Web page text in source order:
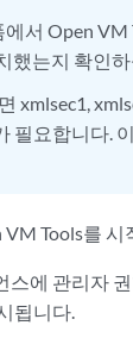
에서 Open
했는지 확인
xmlsec1,
필요합니다.
VM Tools를
스에 관리자
됩니다.